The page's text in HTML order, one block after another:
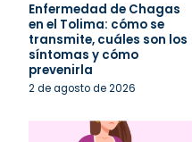
Enfermedad de Chagas
en el Tolima: cómo se
transmite, cuáles son los
síntomas y cómo
prevenirla
2 de agosto de 2026